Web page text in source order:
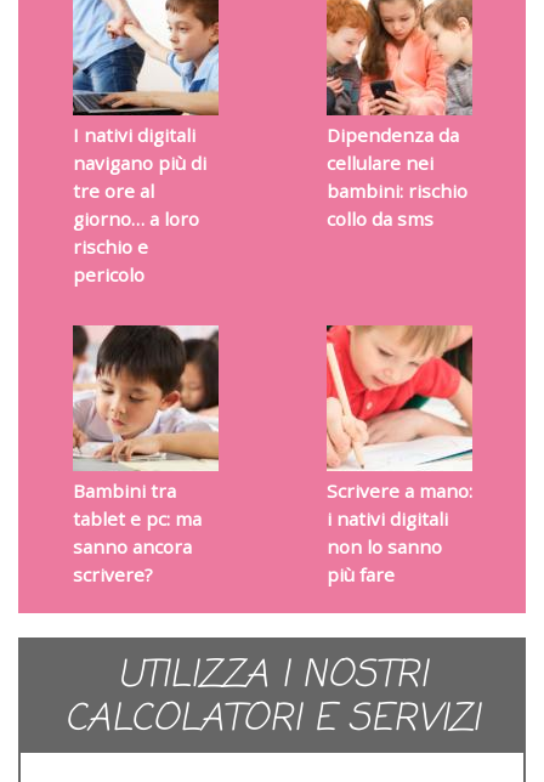
I nativi digitali
navigano più di
tre ore al
giorno… a loro
rischio e
pericolo
Dipendenza da
cellulare nei
bambini: rischio
collo da sms
Bambini tra
tablet e pc: ma
sanno ancora
scrivere?
Scrivere a mano:
i nativi digitali
non lo sanno
più fare
UTILIZZA I NOSTRI
CALCOLATORI E SERVIZI